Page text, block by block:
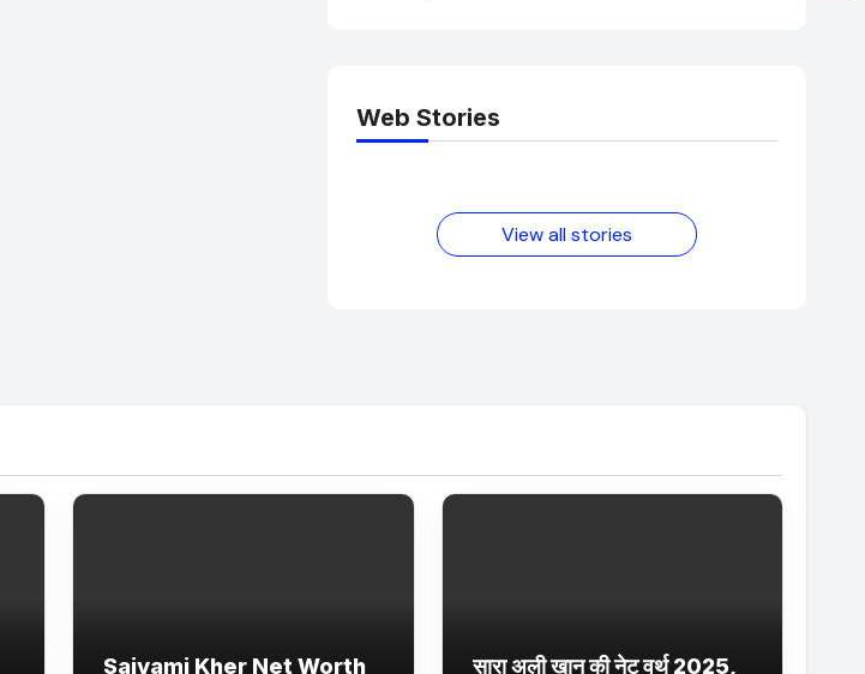
Web Stories
Elvish Yadav: एक
आम लड़के से यूट्यूबर
फिल्मों का जादू और
View all stories
Saiyami Kher Net Worth सारा अली खान की नेट वर्थ 2025,